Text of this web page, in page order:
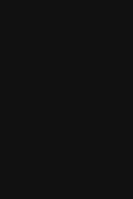
extern)
extern)